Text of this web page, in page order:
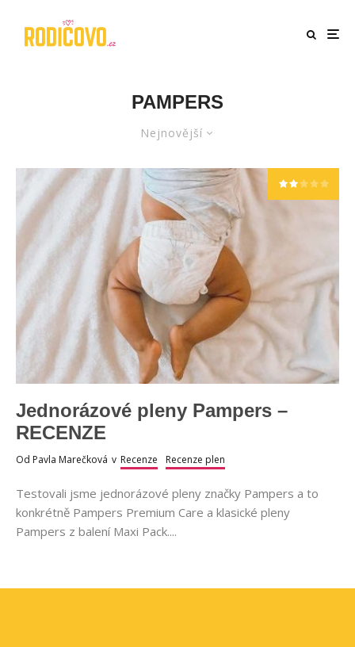
PAMPERS
Nejnovější
Jednorázové pleny Pampers –
RECENZE
Od Pavla Marečková v Recenze Recenze plen
Testovali jsme jednorázové pleny značky Pampers a to
konkrétně Pampers Premium Care a klasické pleny
Pampers z balení Maxi Pack....